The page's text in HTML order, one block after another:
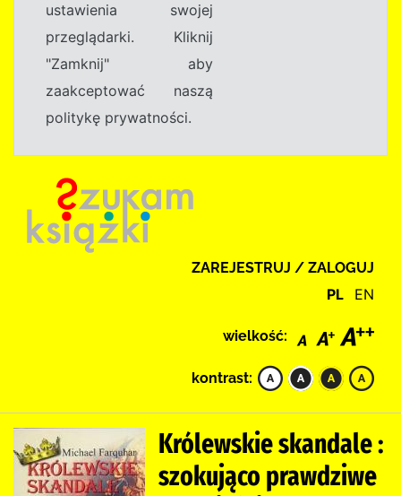
ustawienia swojej
przeglądarki. Kliknij
"Zamknij" aby
zaakceptować naszą
politykę prywatności.
ZAREJESTRUJ / ZALOGUJ
PL EN
wielkość:
kontrast:
Królewskie skandale :
szokująco prawdziwe